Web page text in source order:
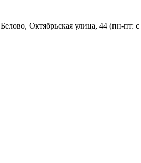
Белово, Октябрьская улица, 44 (пн-пт: с